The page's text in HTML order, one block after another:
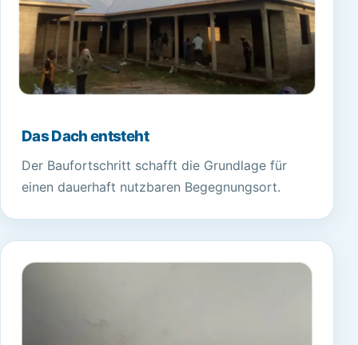
Das Dach entsteht
Der Baufortschritt schafft die Grundlage für
einen dauerhaft nutzbaren Begegnungsort.